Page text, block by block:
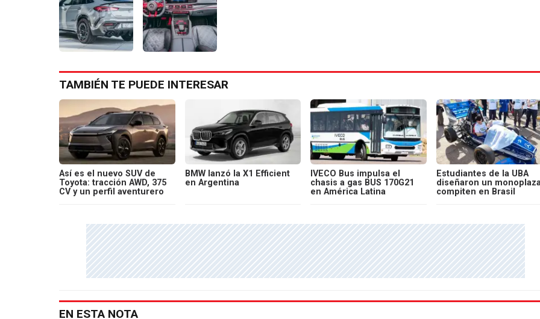
TAMBIÉN TE PUEDE INTERESAR
Así es el nuevo SUV de
Toyota: tracción AWD, 375
CV y un perfil aventurero
BMW lanzó la X1 Efficient
en Argentina
IVECO Bus impulsa el
chasis a gas BUS 170G21
en América Latina
Estudiantes de la UBA
diseñaron un
compiten en Brasil
EN ESTA NOTA